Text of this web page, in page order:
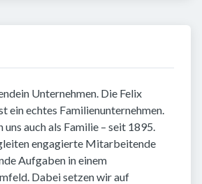
Unternehmen. Die Felix
ein echtes Familienunternehmen.
auch als Familie – seit 1895.
engagierte Mitarbeitende
Aufgaben in einem
Dabei setzen wir auf